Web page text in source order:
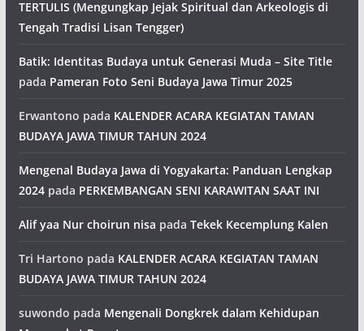
TERTULIS (Mengungkap Jejak Spiritual dan Arkeologis di
Tengah Tradisi Lisan Tengger)
Batik: Identitas Budaya untuk Generasi Muda – Site Title
pada Pameran Foto Seni Budaya Jawa Timur 2025
Erwantono pada KALENDER ACARA KEGIATAN TAMAN
BUDAYA JAWA TIMUR TAHUN 2024
Mengenal Budaya Jawa di Yogyakarta: Panduan Lengkap
2024pada PERKEMBANGAN SENI KARAWITAN SAAT INI
Alif yaa Nur choirun nisa pada Tekek Kecemplung Kalen
Tri Hartono pada KALENDER ACARA KEGIATAN TAMAN
BUDAYA JAWA TIMUR TAHUN 2024
suwondo pada Mengenali Dongkrek dalam Kehidupan